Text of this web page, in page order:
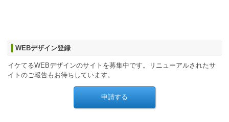
WEBデザイン登録
イケてるWEBデザインのサイトを募集中です。リニューアルされたサ
イトのご報告もお待ちしています。